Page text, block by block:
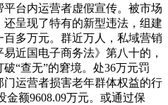
台内运营者虚假宣传。被市场
呈现了特有的新型违法，组建
多万元。群近万人，私域营销
近国电子商务法》第八十的，
“查无”的窘境。处36万元罚
运营者损害老年群体权益的行
金额9608.09万元。或通过保